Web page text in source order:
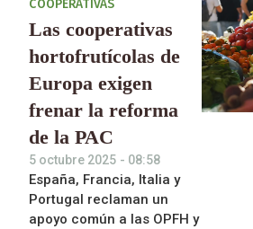
COOPERATIVAS
Las cooperativas
hortofrutícolas de
Europa exigen
frenar la reforma
de la PAC
5 octubre 2025 - 08:58
España, Francia, Italia y
Portugal reclaman un
apoyo común a las OPFH y